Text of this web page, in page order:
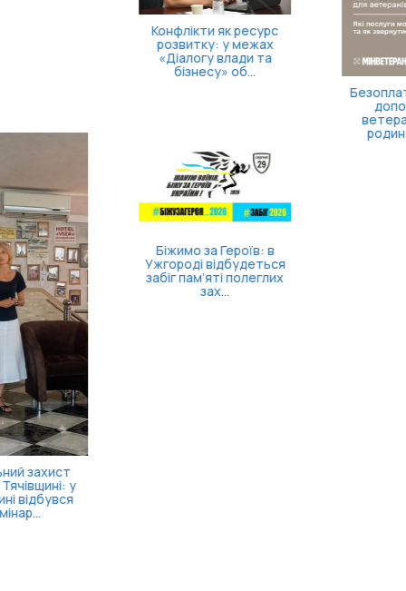
родин: які посл...
Як опанувати себе та
повернути відчуття